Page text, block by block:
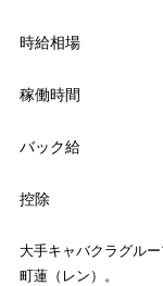
時給相場
稼働時間
バック給
控除
大手キャバクラグル
町蓮（レン）。